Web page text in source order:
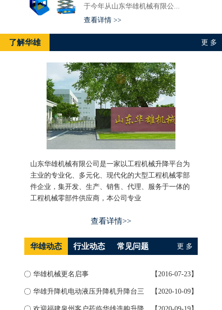
于今年从山东华雄机械有限公...
查看详情 >>
更 多
了解华雄
山东华雄机械有限公司是一家以工程机械升降平台为
主业的专业化、多元化、现代化的大型工程机械零部
件企业，集开发、生产、销售、代理、服务于一体的
工程机械零部件供应商，本公司专业
查看详情>>
更 多
华雄动态 行业动态 常见问题
【2016-07-23】
华雄机械更名启事
【2020-10-09】
华雄升降机电动液压升降机升降台三